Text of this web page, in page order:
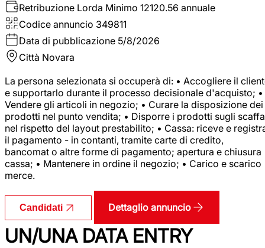
Retribuzione Lorda Minimo 12120.56 annuale
Codice annuncio 349811
Data di pubblicazione 5/8/2026
Città Novara
La persona selezionata si occuperà di: • Accogliere il
e supportarlo durante il processo decisionale d'acquisto; •
Vendere gli articoli in negozio; • Curare la disposizione dei
prodotti nel punto vendita; • Disporre i prodotti sugli
nel rispetto del layout prestabilito; • Cassa: riceve e
il pagamento - in contanti, tramite carte di credito,
bancomat o altre forme di pagamento; apertura e chiusura
cassa; • Mantenere in ordine il negozio; • Carico e scarico
merce.
Candidati Dettaglio annuncio
UN/UNA DATA ENTRY